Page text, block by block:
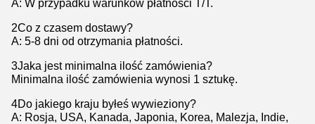
A: W przypadku warunków płatności T/T.
2Co z czasem dostawy?
A: 5-8 dni od otrzymania płatności.
3Jaka jest minimalna ilość zamówienia?
Minimalna ilość zamówienia wynosi 1 sztukę.
4Do jakiego kraju byłeś wywieziony?
A: Rosja, USA, Kanada, Japonia, Korea, Malezja, Indie,